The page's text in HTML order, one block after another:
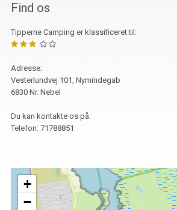
Find os
Tipperne Camping er klassificeret til:
Adresse:
Vesterlundvej 101, Nymindegab
6830 Nr. Nebel
Du kan kontakte os på:
Telefon: 71788851
+
−